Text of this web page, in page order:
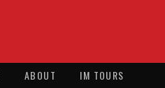
ABOUT
IM TOURS